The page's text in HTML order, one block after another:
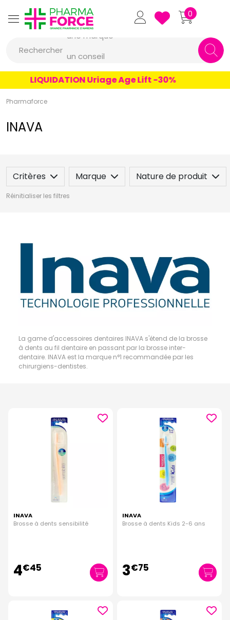
Pharmaforce Grande Pharmacie
0
Rechercher
une marque
un produit
une marque
LIQUIDATION Uriage Age Lift -30%
Pharmaforce
INAVA
Critères Marque Nature de produit
Réinitialiser les filtres
La game d'accessoires dentaires INAVA s'étend de la brosse
à dents au fil dentaire en passant par la brosse inter-
dentaire. INAVA est la marque n°1 recommandée par les
chirurgiens-dentistes.
INAVA
Brosse à dents sensibilité
4€45
INAVA
Brosse à dents Kids 2-6 ans
3€75